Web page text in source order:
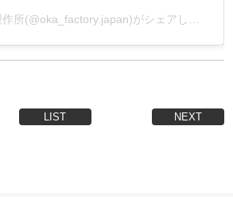
LIST NEXT